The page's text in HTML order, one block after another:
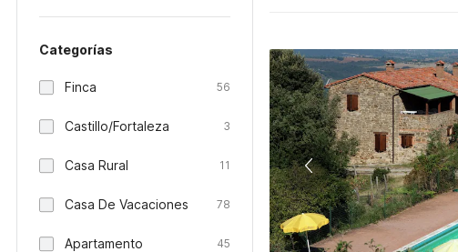
Categorías
Finca 56
Castillo/Fortaleza 3
Casa Rural 11
Casa De Vacaciones 78
Apartamento 45